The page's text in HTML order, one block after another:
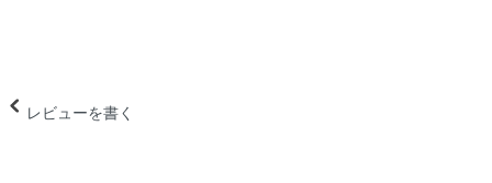
レビューを書く